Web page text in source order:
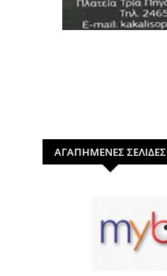
ΑΓΑΠΗΜΕΝΕΣ ΣΕΛΙΔΕΣ